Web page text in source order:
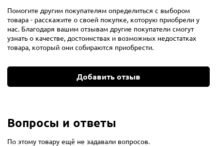
Помогите другим покупателям определиться с выбором
товара - расскажите о своей покупке, которую приобрели у
нас. Благодаря вашим отзывам другие покупатели смогут
узнать о качестве, достоинствах и возможных недостатках
товара, который они собираются приобрести.
Добавить отзыв
Вопросы и ответы
По этому товару ещё не задавали вопросов.